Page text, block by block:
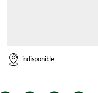
indisponible